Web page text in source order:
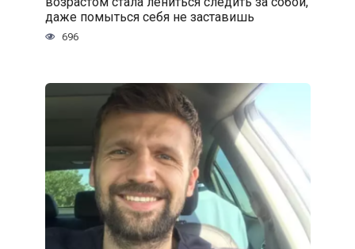
даже помыться себя не заставишь
696